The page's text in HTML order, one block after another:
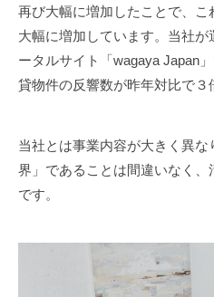
再び大幅に増加したことで、
大幅に増加しています。当社
ータルサイト「wagaya Japan
貸物件の反響数が昨年対比で３
当社とは事業内容が大きく異
界」であることは間違いなく、
です。